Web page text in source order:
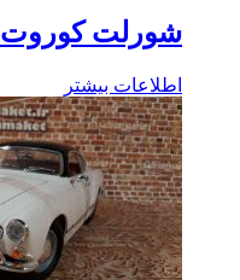
شورلت کوروت ۱۹86
اطلاعات بیشتر